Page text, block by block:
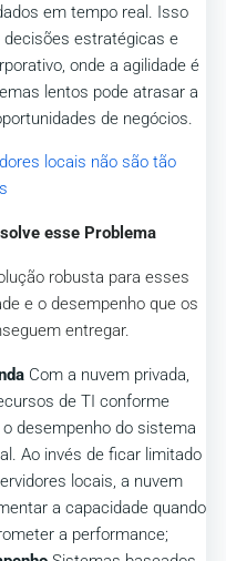
em tempo real. Isso
estratégicas e
onde a agilidade é
lentos pode atrasar a
de negócios.
locais não são tão
esse Problema
robusta para esses
e o desempenho que os
entregar.
Com a nuvem privada,
de TI conforme
desempenho do sistema
Ao invés de ficar limitado
locais, a nuvem
a capacidade quando
a performance;